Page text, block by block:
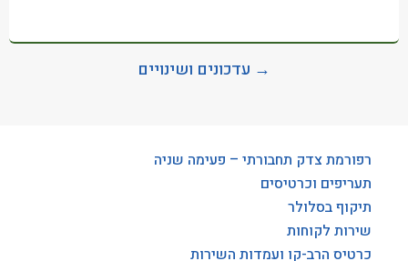
→ עדכונים ושינויים
רפורמת צדק תחבורתי – פעימה שניה
תעריפים וכרטיסים
תיקוף בסלולר
שירות לקוחות
כרטיס הרב-קו ועמדות השירות